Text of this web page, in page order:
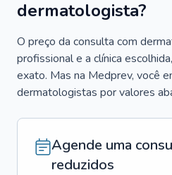
dermatologista?
O preço da consulta com
profissional e a clínica
exato. Mas na Medprev, você
dermatologistas por valores
Agende uma
reduzidos